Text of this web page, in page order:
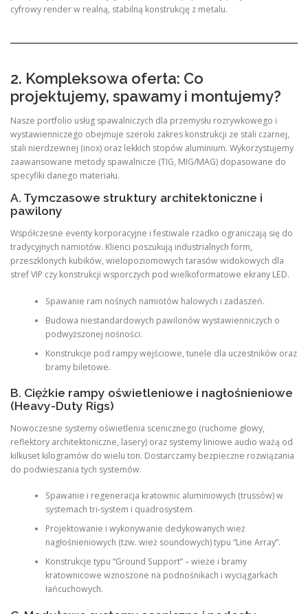
cyfrowy render w realną, stabilną konstrukcję z metalu.
2. Kompleksowa oferta: Co
projektujemy, spawamy i montujemy?
Nasze portfolio usług spawalniczych dla przemysłu rozrywkowego i
wystawienniczego obejmuje szeroki zakres konstrukcji ze stali czarnej,
stali nierdzewnej (inox) oraz lekkich stopów aluminium. Wykorzystujemy
zaawansowane metody spawalnicze (TIG, MIG/MAG) dopasowane do
specyfiki danego materiału.
A. Tymczasowe struktury architektoniczne i
pawilony
Współczesne eventy korporacyjne i festiwale rzadko ograniczają się do
tradycyjnych namiotów. Klienci poszukują industrialnych form,
przeszklonych kubików, wielopoziomowych tarasów widokowych dla
stref VIP czy konstrukcji wsporczych pod wielkoformatowe ekrany LED.
Spawanie ram nośnych namiotów halowych i zadaszeń.
Budowa niestandardowych pawilonów wystawienniczych o
podwyższonej nośności.
Konstrukcje pod rampy wejściowe, tunele dla uczestników oraz
bramy biletowe.
B. Ciężkie rampy oświetleniowe i nagłośnieniowe
(Heavy-Duty Rigs)
Nowoczesne systemy oświetlenia scenicznego (ruchome głowy,
reflektory architektoniczne, lasery) oraz systemy liniowe audio ważą od
kilkuset kilogramów do wielu ton. Dostarczamy bezpieczne rozwiązania
do podwieszania tych systemów.
Spawanie i regeneracja kratownic aluminiowych (trussów) w
systemach tri-system i quadrosystem.
Projektowanie i wykonywanie dedykowanych wież
nagłośnieniowych (tzw. wież soundowych) typu “Line Array”.
Konstrukcje typu “Ground Support” – wieże i bramy
kratownicowe wznoszone na podnośnikach i wyciągarkach
łańcuchowych.